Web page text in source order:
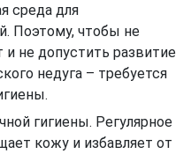
среда для
Поэтому, чтобы не
не допустить развитие
недуга – требуется
гигиены. Регулярное
кожу и избавляет от